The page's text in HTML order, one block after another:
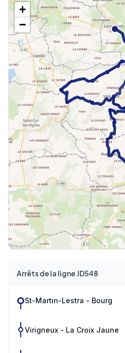
Arrêts de la ligne JD548
St-Martin-Lestra - Bourg
Virigneux - La Croix Jaune
+
−